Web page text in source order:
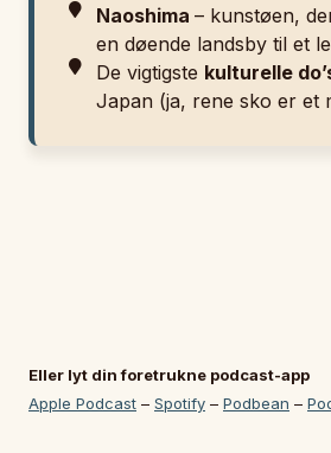
Naoshima – kunstøen,
en døende landsby til et
De vigtigste kulturelle
Japan (ja, rene sko er et
Eller lyt din foretrukne podcast-app
Apple Podcast – Spotify – Podbean –